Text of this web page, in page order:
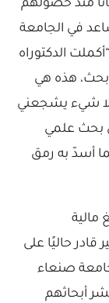
منذ حصولهم
في الجامعة
الدكتوراه
بحث، هذه هي
لا شيء يشجعني
بحث علمي
أسدّ به رمق
مالية
حاليًا على
2022، وضعت جامعة صنعاء
أبحاثهم